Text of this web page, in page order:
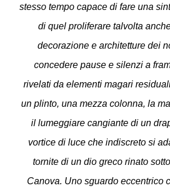
stesso tempo capace di fare una
di quel proliferare talvolta
decorazione e architetture dei
concedere pause e silenzi a
rivelati da elementi magari
un plinto, una mezza colonna, la
il lumeggiare cangiante di un
vortice di luce che indiscreto si
tornite di un dio greco rinato
Canova. Uno sguardo eccentrico